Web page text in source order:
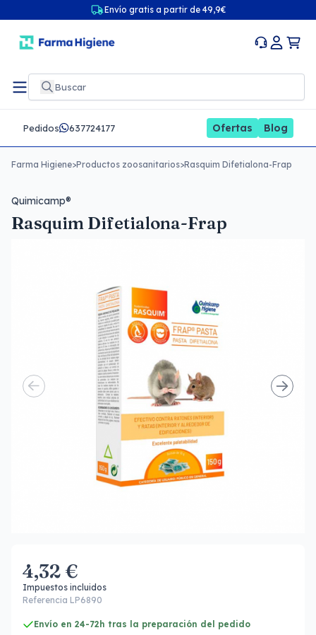
Envío gratis a partir de 49,9€
Pedidos 637724177 Ofertas Blog
Farma Higiene>Productos zoosanitarios>Rasquim Difetialona-Frap
Quimicamp®
Rasquim Difetialona-Frap
4,32 €
Impuestos incluidos
Referencia LP6890
Envío en 24-72h tras la preparación del pedido